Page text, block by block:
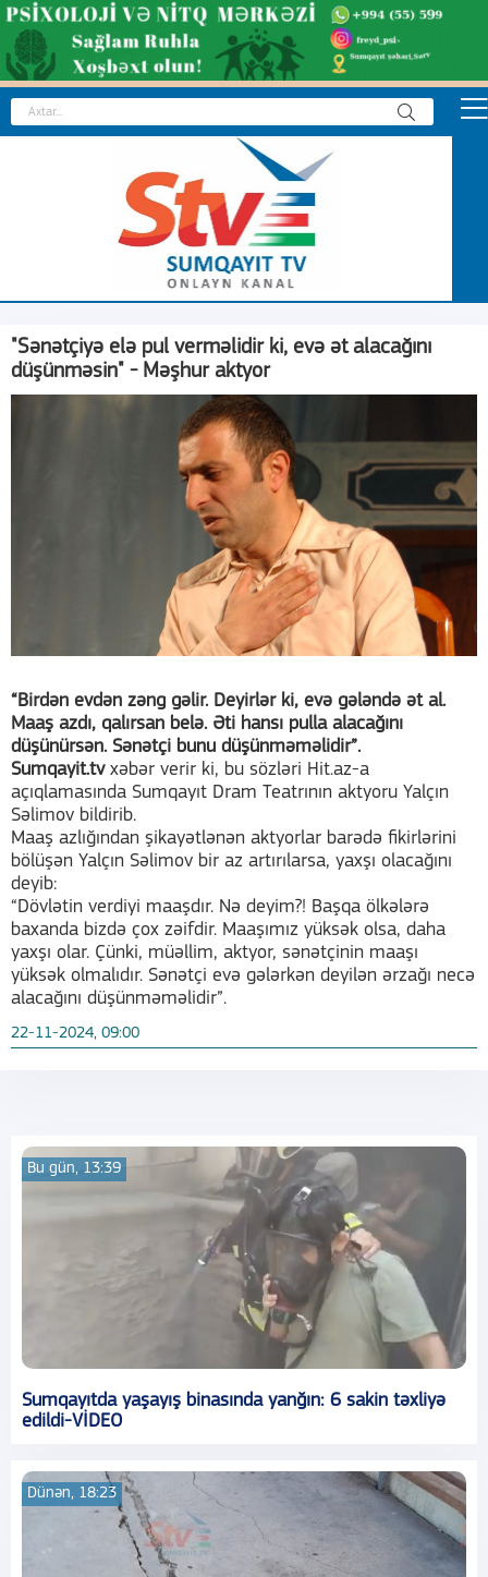
"Sənətçiyə elə pul verməlidir ki, evə ət alacağını
düşünməsin" - Məşhur aktyor
“Birdən evdən zəng gəlir. Deyirlər ki, evə gələndə ət al.
Maaş azdı, qalırsan belə. Əti hansı pulla alacağını
düşünürsən. Sənətçi bunu düşünməməlidir”.
Sumqayit.tvxəbər verir ki, bu sözləri Hit.az-a
açıqlamasında Sumqayıt Dram Teatrının aktyoru Yalçın
Səlimov bildirib.
Maaş azlığından şikayətlənən aktyorlar barədə fikirlərini
bölüşən Yalçın Səlimov bir az artırılarsa, yaxşı olacağını
deyib:
“Dövlətin verdiyi maaşdır. Nə deyim?! Başqa ölkələrə
baxanda bizdə çox zəifdir. Maaşımız yüksək olsa, daha
yaxşı olar. Çünki, müəllim, aktyor, sənətçinin maaşı
yüksək olmalıdır. Sənətçi evə gələrkən deyilən ərzağı necə
alacağını düşünməməlidir”.
22-11-2024, 09:00
Bu gün, 13:39
Sumqayıtda yaşayış binasında yanğın: 6 sakin təxliyə
edildi-VİDEO
Dünən, 18:23